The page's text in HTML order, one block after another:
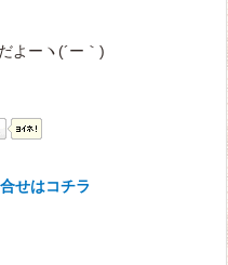
よー ヽ(´ー｀)
せはコチラ